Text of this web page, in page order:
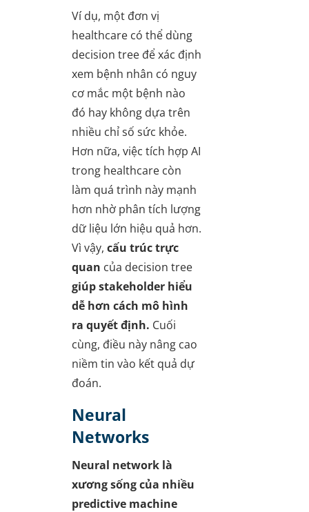
Ví dụ, một đơn vị
healthcare có thể dùng
decision tree để xác định
xem bệnh nhân có nguy
cơ mắc một bệnh nào
đó hay không dựa trên
nhiều chỉ số sức khỏe.
Hơn nữa, việc tích hợp AI
trong healthcare còn
làm quá trình này mạnh
hơn nhờ phân tích lượng
dữ liệu lớn hiệu quả hơn.
Vì vậy, cấu trúc trực
quan của decision tree
giúp stakeholder hiểu
dễ hơn cách mô hình
ra quyết định. Cuối
cùng, điều này nâng cao
niềm tin vào kết quả dự
đoán.
Neural
Networks
Neural network là
xương sống của nhiều
predictive machine